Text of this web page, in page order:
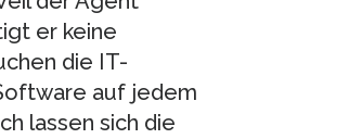
er keine
die IT-
auf jedem
lassen sich die